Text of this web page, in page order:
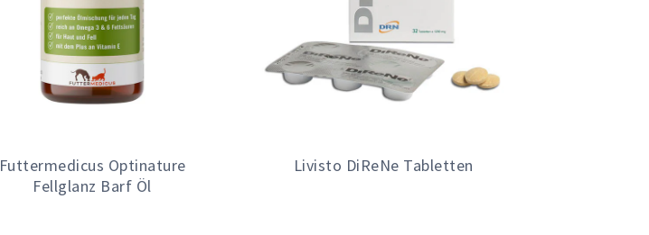
Futtermedicus Optinature
Fellglanz Barf Öl
Livisto DiReNe Tabletten